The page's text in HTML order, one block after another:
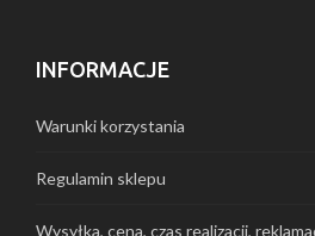
INFORMACJE
Warunki korzystania
Regulamin sklepu
Wysyłka, cena, czas realizacji,